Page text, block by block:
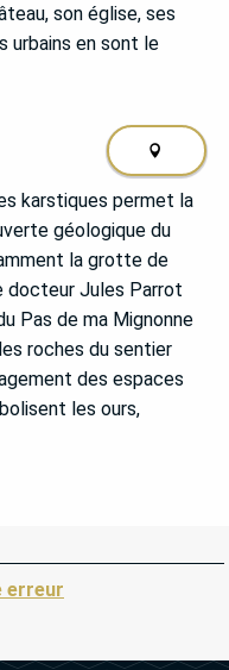
son église, ses
urbains en sont le
karstiques permet la
géologique du
la grotte de
docteur Jules Parrot
Pas de ma Mignonne
roches du sentier
des espaces
les ours,
erreur